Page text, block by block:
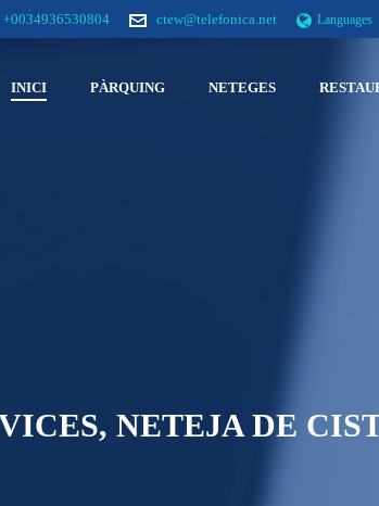
+0034936530804 ctew@telefonica.net Languages
INICI PÀRQUING NETEGES
NETEJA DE